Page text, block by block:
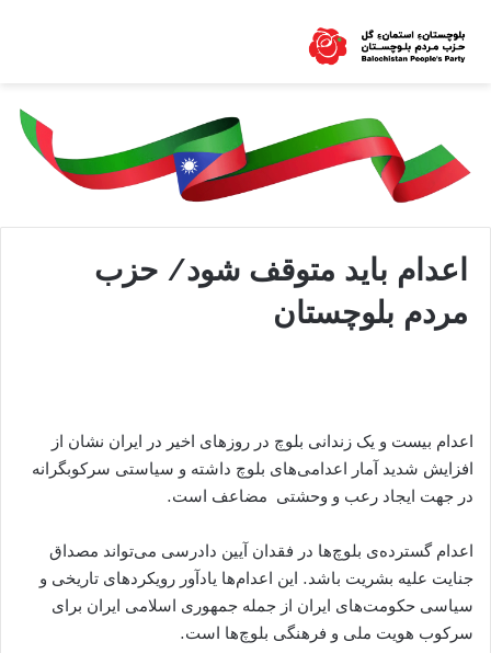
اعدام باید متوقف شود/ حزب
مردم بلوچستان
اعدام بیست و یک زندانی بلوچ در روزهای اخیر در ایران نشان از
افزایش شدید آمار اعدامی‌های بلوچ داشته و سیاستی سرکوبگرانه
در جهت ایجاد رعب و وحشتی مضاعف است.
اعدام گسترده‌ی بلوچ‌ها در فقدان آیین دادرسی می‌تواند مصداق
جنایت علیه بشریت باشد. این اعدام‌ها یادآور رویکردهای تاریخی و
سیاسی حکومت‌های ایران از جمله جمهوری اسلامی ایران برای
سرکوب هویت ملی و فرهنگی بلوچ‌ها است.